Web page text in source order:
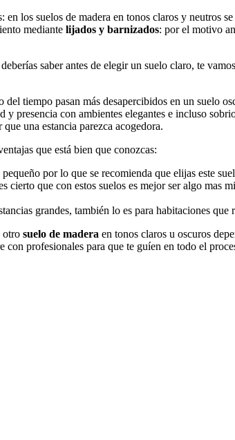
en los suelos de madera en tonos claros y neutros
mediante lijados y barnizados: por el motivo
saber antes de elegir un suelo claro, te
del tiempo pasan más desapercibidos en un suelo
y presencia con ambientes elegantes e incluso
una estancia parezca acogedora.
que está bien que conozcas:
por lo que se recomienda que elijas este
cierto que con estos suelos es mejor ser algo
grandes, también lo es para habitaciones
otro suelo de madera en tonos claros u oscuros
con profesionales para que te guíen en todo el